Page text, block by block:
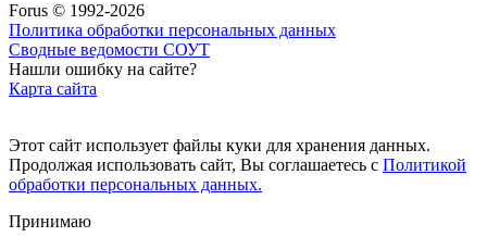
Forus © 1992-2026
Политика обработки персональных данных
Сводные ведомости СОУТ
Нашли ошибку на сайте?
Карта сайта
Этот сайт использует файлы куки для хранения данных.
Продолжая использовать сайт, Вы соглашаетесь с Политикой
обработки персональных данных.
Принимаю